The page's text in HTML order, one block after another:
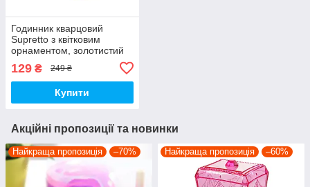
Годинник кварцовий
Supretto з квітковим
орнаментом, золотистий
129 ₴ 249 ₴
Купити
Акційні пропозиції та новинки
Найкраща пропозиція –70% Найкраща пропозиція –60%